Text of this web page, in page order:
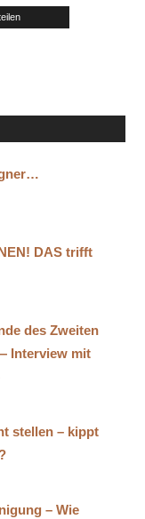
DAS trifft
des Zweiten
Interview mit
stellen – kippt
– Wie